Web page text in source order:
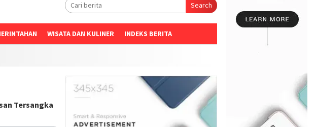
Search
WISATA DAN KULINER INDEKS BERITA
Tersangka